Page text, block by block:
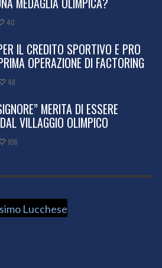
40
IL CREDITO SPORTIVO E PRO
OPERAZIONE DI FACTORING
48
MERITA DI ESSERE
VILLAGGIO OLIMPICO
106